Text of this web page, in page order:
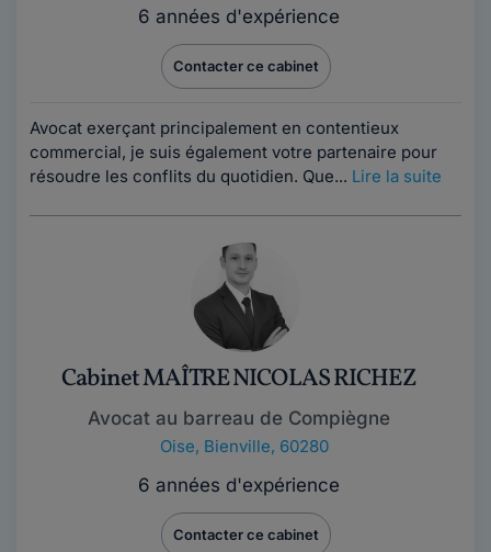
6 années d'expérience
Contacter ce cabinet
Avocat exerçant principalement en contentieux
commercial, je suis également votre partenaire pour
résoudre les conflits du quotidien. Que... Lire la suite
Cabinet MAÎTRE NICOLAS RICHEZ
Avocat au barreau de Compiègne
Oise, Bienville, 60280
6 années d'expérience
Contacter ce cabinet